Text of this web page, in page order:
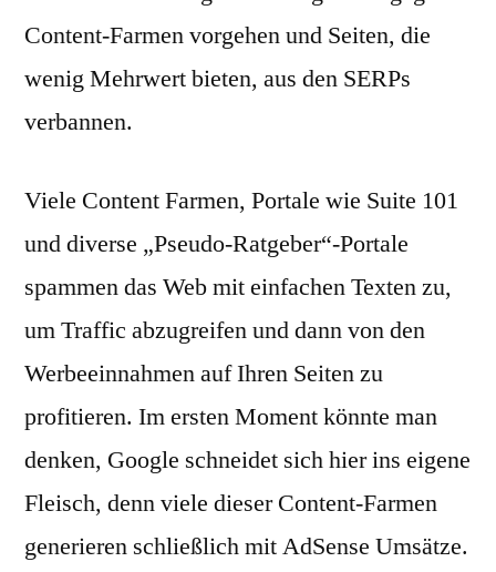
Content-Farmen vorgehen und Seiten, die
wenig Mehrwert bieten, aus den SERPs
verbannen.
Viele Content Farmen, Portale wie Suite 101
und diverse „Pseudo-Ratgeber“-Portale
spammen das Web mit einfachen Texten zu,
um Traffic abzugreifen und dann von den
Werbeeinnahmen auf Ihren Seiten zu
profitieren. Im ersten Moment könnte man
denken, Google schneidet sich hier ins eigene
Fleisch, denn viele dieser Content-Farmen
generieren schließlich mit AdSense Umsätze.